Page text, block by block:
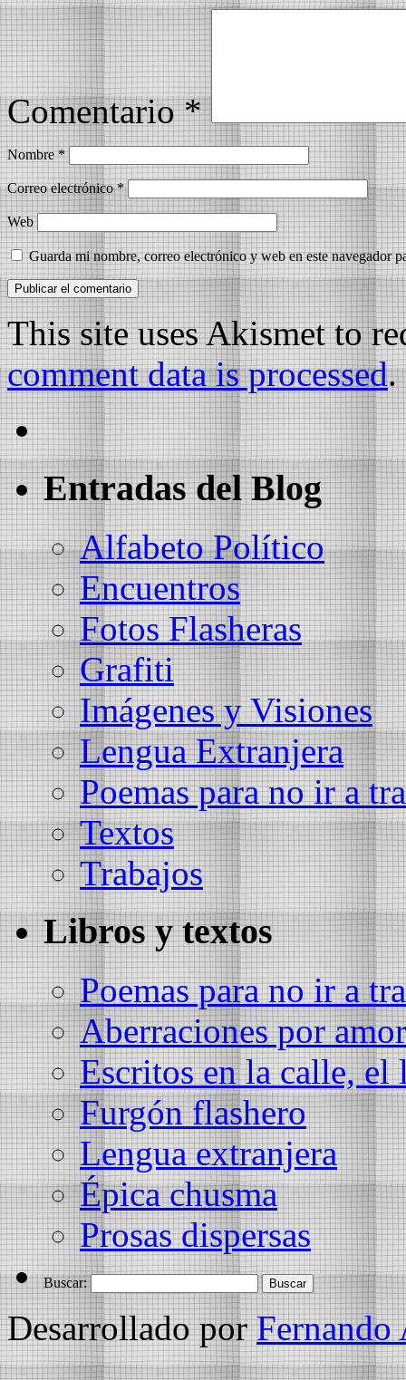
Comentario*
Nombre*
Correo electrónico*
Web
Guarda mi nombre, correo electrónico y web en este navegador
This site uses Akismet to
comment data is processed.
Entradas del Blog
Alfabeto Político
Encuentros
Fotos Flasheras
Grafiti
Imágenes y Visiones
Lengua Extranjera
Poemas para no ir a
Textos
Trabajos
Libros y textos
Poemas para no ir a
Aberraciones por amor
Escritos en la calle, el
Furgón flashero
Lengua extranjera
Épica chusma
Prosas dispersas
Buscar:
Desarrollado porFernando